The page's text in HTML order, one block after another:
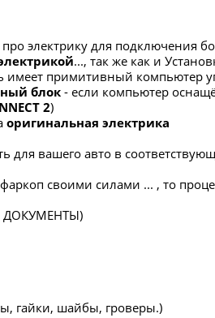
про электрику для подключения
..., так же как и
имеет примитивный компьютер
блок - если компьютер
2)
оригинальная электрика
для вашего авто в
своими силами ... , то
ДОКУМЕНТЫ)
гайки, шайбы, гроверы.)